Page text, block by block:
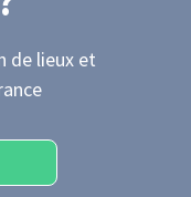
de lieux et